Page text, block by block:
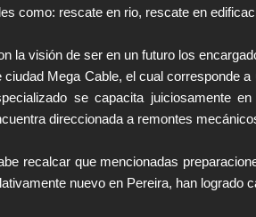
como: rescate en rio, rescate en
la visión de ser en un futuro los
ciudad Mega Cable, el cual corresponde
se capacita juiciosamente
direccionada a remontes
recalcar que mencionadas
nuevo en Pereira, han logrado